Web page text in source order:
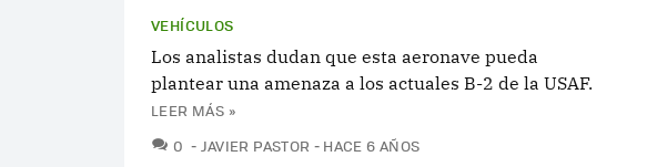
VEHÍCULOS
Los analistas dudan que esta aeronave pueda
plantear una amenaza a los actuales B-2 de la USAF.
LEER MÁS »
0 COMENTARIOS
JAVIER PASTOR HACE 6 AÑOS